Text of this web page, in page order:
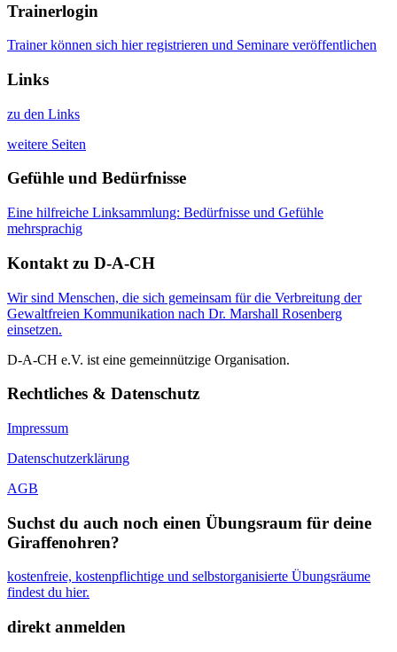
Trainerlogin
Trainer können sich hier registrieren und Seminare veröffentlichen
Links
zu den Links
weitere Seiten
Gefühle und Bedürfnisse
Eine hilfreiche Linksammlung: Bedürfnisse und Gefühle
mehrsprachig
Kontakt zu D-A-CH
Wir sind Menschen, die sich gemeinsam für die Verbreitung der
Gewaltfreien Kommunikation nach Dr. Marshall Rosenberg
einsetzen.
D-A-CH e.V. ist eine gemeinnützige Organisation.
Rechtliches & Datenschutz
Impressum
Datenschutzerklärung
AGB
Suchst du auch noch einen Übungsraum für deine
Giraffenohren?
kostenfreie, kostenpflichtige und selbstorganisierte Übungsräume
findest du hier.
direkt anmelden